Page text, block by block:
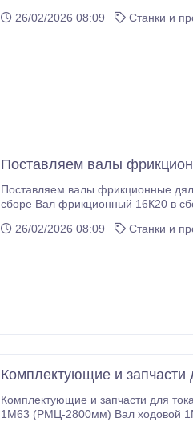
26/02/2026 08:09
Станки и
Поставляем валы
Поставляем валы фрикционные дял станков 1к62, 16к20, 1м63 и др. Вал фрикционный
сборе Вал фрикционный 16К20 в
сборе Вал фрикционный 16Д20 в сборе Вал фрикционный 16Д25 в сборе Вал фрикционный ТС70 в сборе Вал фрикционный
26/02/2026 08:09 Станки и
Комплектующие и запчасти
Комплектующие и запчасти для
1М63 (РМЦ-2800мм) Вал ходовой 1М63.01.152 (РМЦ-1500) Рейка 1М63.01.150 (комплект) Люнет 1М63 подвижный Люнет 1М63